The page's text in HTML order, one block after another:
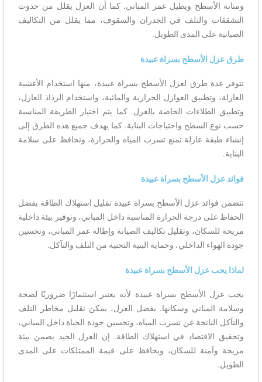
ومتانة الأسطح ويطيل عمر المباني. كما أن العزل يقلل من حدوث
التشققات والتلف في الجدران والسقوف، مما يقلل من التكاليف
الصيانية على المدى الطويل.
طرق عزل الأسطح بسراة عبيدة
تتوفر عدة طرق لعزل الأسطح بسراة عبيدة، منها استخدام الأغشية
العازلة، وتطبيق العوازل الحرارية والمائية، واستخدام الرذاذ العازل،
وتطبيق الطلاءات الخاصة بالعزل. كما يتم اختيار الطريقة المناسبة
حسب نوع السطح واحتياجات البناية. كما يهدف جميع هذه الطرق إلى
إنشاء طبقة عازلة تمنع تسرب المياه والحرارة، وتحافظ على سلامة
البناية.
فوائد عزل الأسطح بسراة عبيدة
تتضمن فوائد عزل الأسطح بسراة عبيدة تقليل استهلاك الطاقة بفضل
الحفاظ على درجة الحرارة المناسبة داخل المباني، وتوفير بيئة داخلية
مريحة للسكان، وتقليل تكاليف الصيانة وإطالة عمر المباني، وتحسين
جودة الهواء الداخلي، وحماية البنية التحتية من التلف والتآكل.
لماذا يجب عزل الأسطح بسراة عبيدة
يجب عزل الأسطح بسراة عبيدة لأنه يعتبر استثمارًا ضروريًا لصحة
وسلامة المباني وسكانها. بفضل العزل، يمكن تقليل مخاطر التلف
والتآكل الناتجة عن تسرب المياه، وتحسين جودة الحياة داخل المباني،
وتحقيق الاقتصاد في استهلاك الطاقة. إن العزل الجيد يضمن بيئة
مريحة وآمنة للسكان، ويحافظ على قيمة الممتلكات على المدى
الطويل.